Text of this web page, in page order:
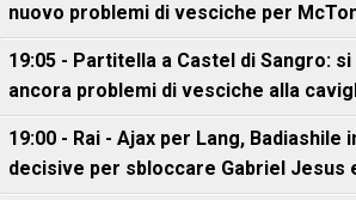
nuovo problemi di vesciche per
19:05 - Partitella a Castel di Sangro:
ancora problemi di vesciche alla
19:00 - Rai - Ajax per Lang, Badiashile
decisive per sbloccare Gabriel Jesus